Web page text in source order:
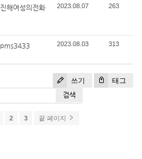
진해여성의전화 2023.08.07 263
pms3433 2023.08.03 313
쓰기 태그
검색
2 3 끝 페이지